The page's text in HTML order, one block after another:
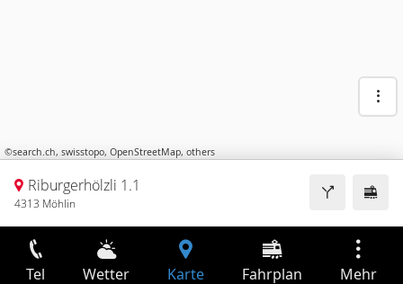
©search.ch, swisstopo, OpenStreetMap, others
Riburgerhölzli 1.1
4313 Möhlin
Tel Wetter Karte Fahrplan Mehr